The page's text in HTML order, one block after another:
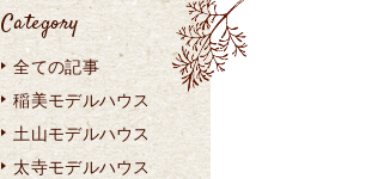
Category
全ての記事
稲美モデルハウス
土山モデルハウス
太寺モデルハウス